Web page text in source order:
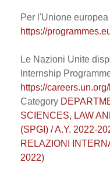
Per l'Unione
https://
Le Nazioni Unite
Internship
https://
Category
SCIENCES, LAW
(SPGI) / A.Y. 2022-
RELAZIONI
2022)